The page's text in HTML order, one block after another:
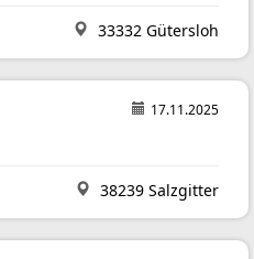
33332 Gütersloh
17.11.2025
38239 Salzgitter